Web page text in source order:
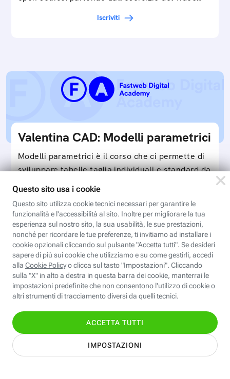
Iscriviti
Valentina CAD: Modelli parametrici
Modelli parametrici è il corso che ci permette di
sviluppare tabelle taglia individuali e standard da
utilizzare con il software Valentina CAD per…
Iscriviti
Iscriviti
all'area